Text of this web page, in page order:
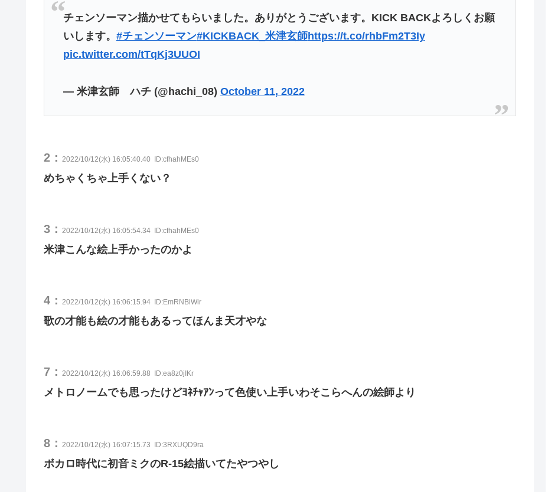
チェンソーマン描かせてもらいました。ありがとうございます。KICK BACKよろしくお願
いします。 #チェンソーマン#KICKBACK_米津玄師https://t.co/rhbFm2T3Iy
pic.twitter.com/tTqKj3UUOI
— 米津玄師 ハチ (@hachi_08) October 11, 2022
2： 2022/10/12(水) 16:05:40.40 ID:cfhahMEs0
めちゃくちゃ上手くない？
3： 2022/10/12(水) 16:05:54.34 ID:cfhahMEs0
米津こんな絵上手かったのかよ
4： 2022/10/12(水) 16:06:15.94 ID:EmRNBiWir
歌の才能も絵の才能もあるってほんま天才やな
7： 2022/10/12(水) 16:06:59.88 ID:ea8z0jIKr
メトロノームでも思ったけどﾖﾈﾁｬｱﾝって色使い上手いわそこらへんの絵師より
8： 2022/10/12(水) 16:07:15.73 ID:3RXUQD9ra
ボカロ時代に初音ミクのR-15絵描いてたやつやし